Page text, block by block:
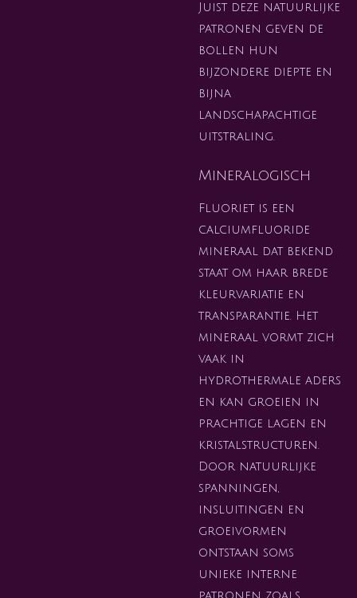
Juist deze natuurlijke
patronen geven de
bollen hun
bijzondere diepte en
bijna
landschapachtige
uitstraling.
Mineralogisch
Fluoriet is een
calciumfluoride
mineraal dat bekend
staat om haar brede
kleurvariatie en
transparantie. Het
mineraal vormt zich
vaak in
hydrothermale aders
en kan groeien in
prachtige lagen en
kristalstructuren.
Door natuurlijke
spanningen,
insluitingen en
groeivormen
ontstaan soms
unieke interne